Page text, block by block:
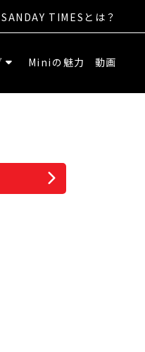
SANDAY TIMESとは？
Miniの魅力 動画